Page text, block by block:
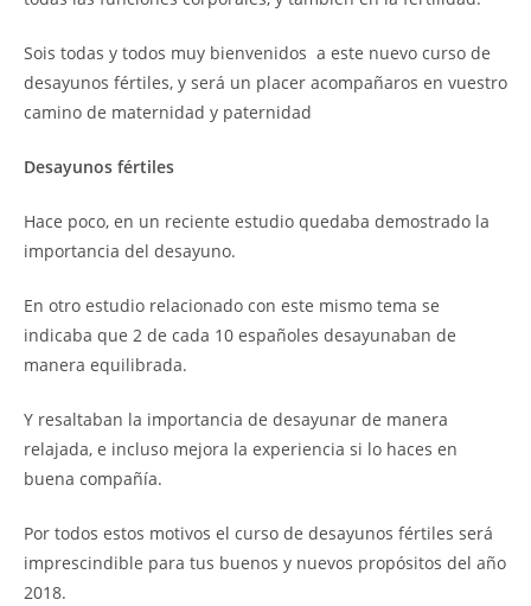
Sois todas y todos muy bienvenidos a este nuevo curso de
desayunos fértiles, y será un placer acompañaros en vuestro
camino de maternidad y paternidad
Desayunos fértiles
Hace poco, en un reciente estudio quedaba demostrado la
importancia del desayuno.
En otro estudio relacionado con este mismo tema se
indicaba que 2 de cada 10 españoles desayunaban de
manera equilibrada.
Y resaltaban la importancia de desayunar de manera
relajada, e incluso mejora la experiencia si lo haces en
buena compañía.
Por todos estos motivos el curso de desayunos fértiles será
imprescindible para tus buenos y nuevos propósitos del año
2018.